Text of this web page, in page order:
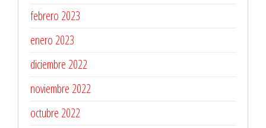
febrero 2023
enero 2023
diciembre 2022
noviembre 2022
octubre 2022